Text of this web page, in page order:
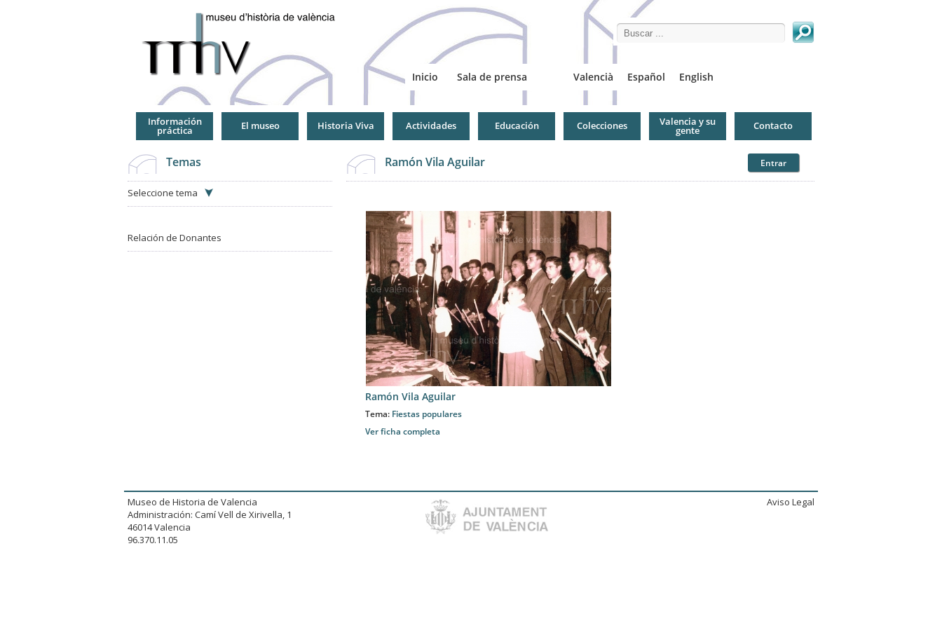
Search this site
Valencià Español English
Inicio Sala de prensa
Información
práctica El museo Historia Viva Actividades Educación Colecciones Valencia y su
gente Contacto
Temas
Seleccione tema
Relación de Donantes
Ramón Vila Aguilar Entrar
Ramón Vila Aguilar
Tema: Fiestas populares
Ver ficha completa
Museo de Historia de Valencia
Administración: Camí Vell de Xirivella, 1
46014 Valencia
96.370.11.05
Aviso Legal